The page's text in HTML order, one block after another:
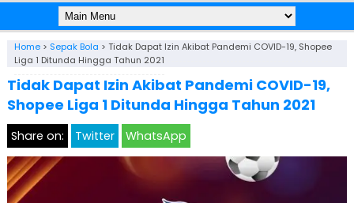
Home> Sepak Bola > Tidak Dapat Izin Akibat Pandemi COVID-19, Shopee
Liga 1 Ditunda Hingga Tahun 2021
Tidak Dapat Izin Akibat Pandemi COVID-19,
Shopee Liga 1 Ditunda Hingga Tahun 2021
Share on: Twitter WhatsApp